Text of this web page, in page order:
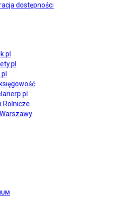
dostępności
Rolnicze